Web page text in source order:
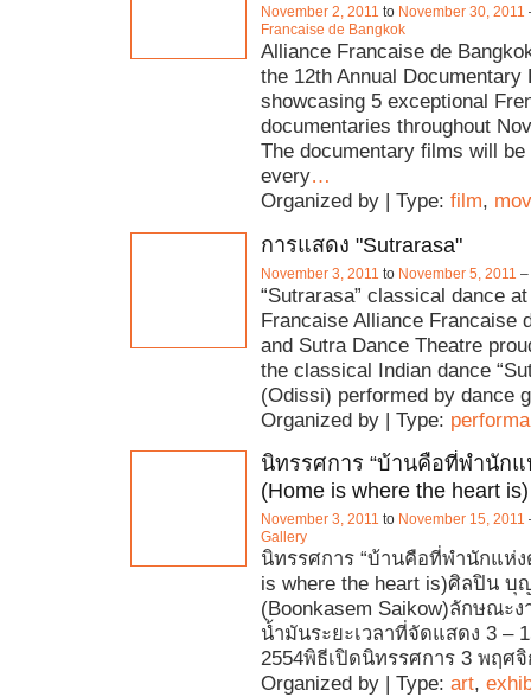
November 2, 2011 to November 30, 2011
Francaise de Bangkok
Alliance Francaise de
the 12th Annual Documentary
showcasing 5 exceptional
documentaries throughout
The documentary films will be
every…
Organized by | Type: film,
การแสดง "Sutrarasa"
November 3, 2011 to November 5, 2011 –
“Sutrarasa” classical dance
Francaise Alliance Francaise
and Sutra Dance Theatre
the classical Indian dance
(Odissi) performed by dance
Organized by | Type:
นิทรรศการ “บ้านคือที่พำนักแ
(Home is where the heart is)
November 3, 2011 to November 15, 2011
Gallery
นิทรรศการ “บ้านคือที่พำนักแห่ง
is where the heart is)ศิลปิน บุ
(Boonkasem Saikow)ลักษณะ
น้ำมันระยะเวลาที่จัดแสดง 3 –
2554พิธีเปิดนิทรรศการ 3 พฤศจิ
Organized by | Type: art,